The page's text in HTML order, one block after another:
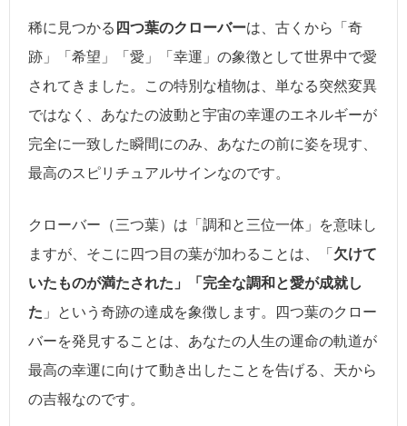
稀に見つかる 四つ葉のクローバーは、古くから「奇
跡」「希望」「愛」「幸運」の象徴として世界中で愛
されてきました。この特別な植物は、単なる突然変異
ではなく、あなたの波動と宇宙の幸運のエネルギーが
完全に一致した瞬間にのみ、あなたの前に姿を現す、
最高のスピリチュアルサインなのです。
クローバー（三つ葉）は「調和と三位一体」を意味し
ますが、そこに四つ目の葉が加わることは、「 欠けて
いたものが満たされた」「完全な調和と愛が成就し
た 」という奇跡の達成を象徴します。四つ葉のクロー
バーを発見することは、あなたの人生の運命の軌道が
最高の幸運に向けて動き出したことを告げる、天から
の吉報なのです。